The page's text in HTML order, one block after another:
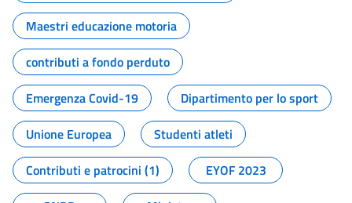
Maestri educazione motoria
contributi a fondo perduto
Emergenza Covid-19
Dipartimento per lo sport
Unione Europea
Studenti atleti
Contributi e patrocini (1)
EYOF 2023